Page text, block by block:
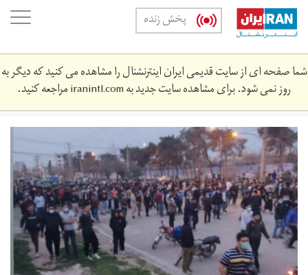
Skip
main
content
پخش زنده
شما صفحه ای از سایت قدیمی ایران اینترنشنال را مشاهده می کنید که دیگر به
روز نمی شود. برای مشاهده سایت جدید بهiranintl.comمراجعه کنید.
e4c3c43c-
d503-
4a8e-
8e33-
776a6f334690.jpeg